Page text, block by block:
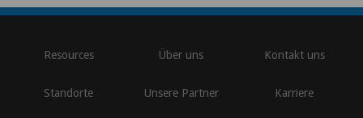
Resources Über uns Kontakt uns
Standorte Unsere Partner Karriere
\